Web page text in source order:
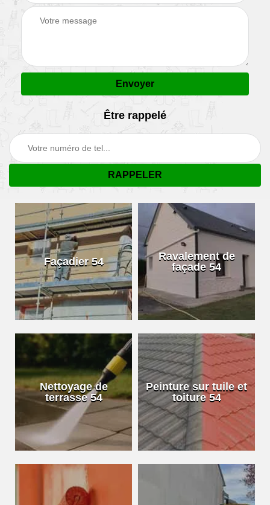
Être rappelé
Façadier 54
Ravalement de
façade 54
Nettoyage de
terrasse 54
Peinture sur tuile et
toiture 54